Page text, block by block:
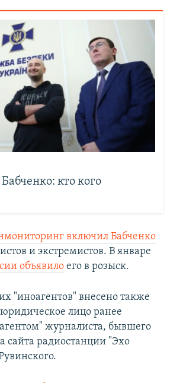
кто кого
включил Бабченко
и экстремистов. В январе
объявило его в розыск.
"иноагентов" внесено также
лицо ранее
журналиста, бывшего
сайта радиостанции "Эхо